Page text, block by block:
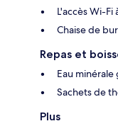
L'accès Wi-
Chaise de
Repas et
Eau
Sachets de
Plus